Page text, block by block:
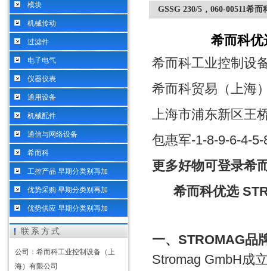
模块
机械传动
过滤件
电子电气
仪器仪表
通用设备
机械配件
通信与网络设备
希而科
工控产品 早期分类别再加
优势采购 早期分类别再加
优势供应 早期分类别再加
联系方式
公司：希而科工业控制设备（上
海）有限公司
GSSG 230/5，060-00511希
希而科
希而科工业控制设
希而科贸易（上海
上海市浦东新区王
包惠军-1-8-9-6-4-5-
更多好物可登录希
希而科优选
一、STROMAG品
Stromag GmbH成